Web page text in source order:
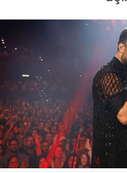
KÜLTÜR SANAT
MAGAZİN
POLİTİKA
SAĞLIK
Siyaset